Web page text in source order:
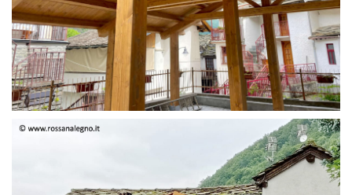
STRUTTURA IN ABETE LAMELLARE